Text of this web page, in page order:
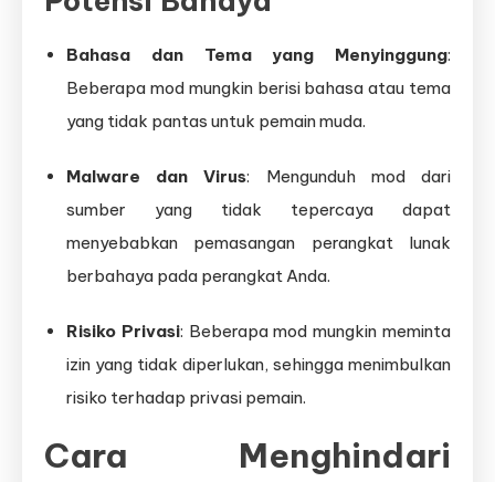
Bahasa dan Tema yang Menyinggung:
Beberapa mod mungkin berisi bahasa atau tema
yang tidak pantas untuk pemain muda.
Malware dan Virus: Mengunduh mod dari
sumber yang tidak tepercaya dapat
menyebabkan pemasangan perangkat lunak
berbahaya pada perangkat Anda.
Risiko Privasi: Beberapa mod mungkin meminta
izin yang tidak diperlukan, sehingga menimbulkan
risiko terhadap privasi pemain.
Cara Menghindari